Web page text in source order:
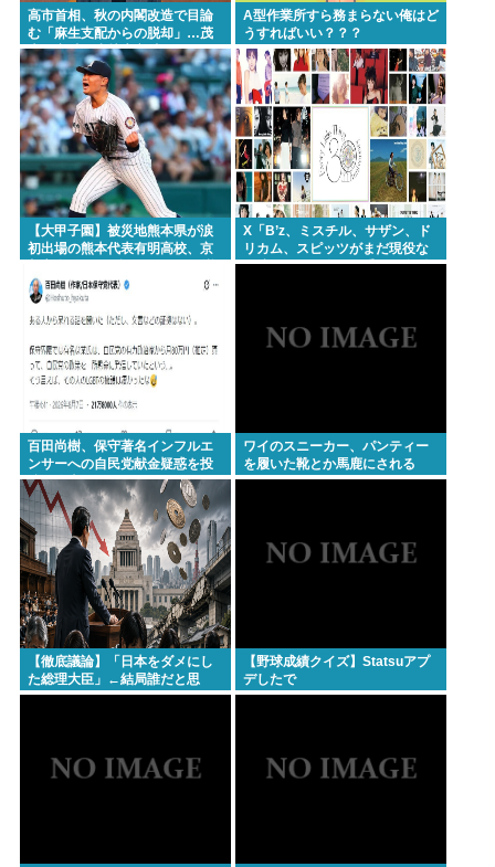
高市首相、秋の内閣改造で目論
む「麻生支配からの脱却」…茂
木敏充氏も小林鷹之氏もクビ
A型作業所すら務まらない俺はど
うすればいい？？？
【大甲子園】被災地熊本県が涙
初出場の熊本代表有明高校、京
転勝利
X「B’z、ミスチル、サザン、ド
リカム、スピッツがまだ現役な
の凄いよな。今の歌手が30年後
百田尚樹、保守著名インフルエ
ンサーへの自民党献金疑惑を投
稿し炎上
ワイのスニーカー、パンティー
を履いた靴とか馬鹿にされる
【徹底議論】「日本をダメにし
た総理大臣」←結局誰だと思
う？
【野球成績クイズ】Statsuアプ
デしたで